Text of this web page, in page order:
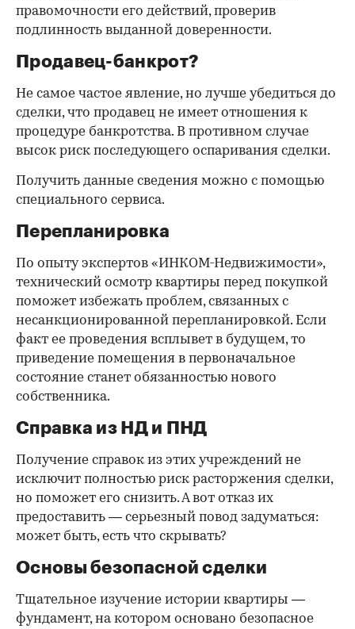
правомочности его действий, проверив
подлинность выданной доверенности.
Продавец-банкрот?
Не самое частое явление, но лучше убедиться до
сделки, что продавец не имеет отношения к
процедуре банкротства. В противном случае
высок риск последующего оспаривания сделки.
Получить данные сведения можно с помощью
специального сервиса.
Перепланировка
По опыту экспертов «ИНКОМ-Недвижимости»,
технический осмотр квартиры перед покупкой
поможет избежать проблем, связанных с
несанкционированной перепланировкой. Если
факт ее проведения всплывет в будущем, то
приведение помещения в первоначальное
состояние станет обязанностью нового
собственника.
Справка из НД и ПНД
Получение справок из этих учреждений не
исключит полностью риск расторжения сделки,
но поможет его снизить. А вот отказ их
предоставить — серьезный повод задуматься:
может быть, есть что скрывать?
Основы безопасной сделки
Тщательное изучение истории квартиры —
фундамент, на котором основано безопасное